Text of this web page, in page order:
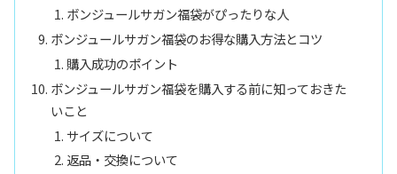
ボンジュールサガン福袋がぴったりな人
ボンジュールサガン福袋のお得な購入方法とコツ
購入成功のポイント
ボンジュールサガン福袋を購入する前に知っておきた
いこと
サイズについて
返品・交換について